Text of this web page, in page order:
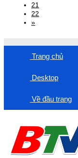
21
22
»
Trang chủ
Desktop
Về đầu trang